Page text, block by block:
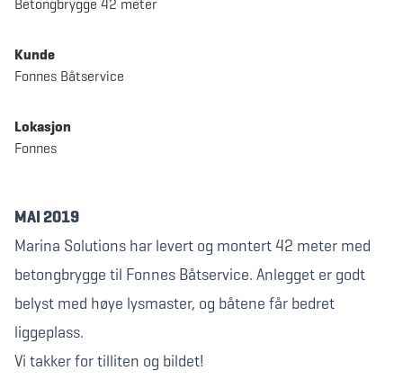
Betongbrygge 42 meter
Kunde
Fonnes Båtservice
Lokasjon
Fonnes
MAI 2019
Marina Solutions har levert og montert 42 meter med
betongbrygge til Fonnes Båtservice. Anlegget er godt
belyst med høye lysmaster, og båtene får bedret
liggeplass.
Vi takker for tilliten og bildet!